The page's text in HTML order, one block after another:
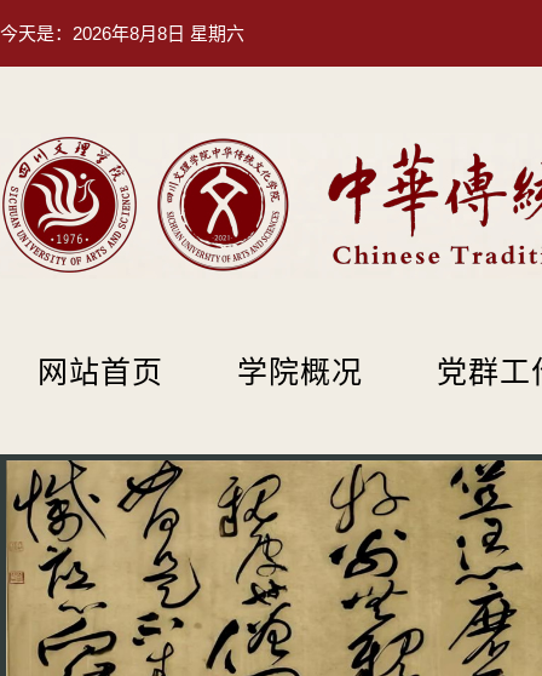
今天是： 2026年8月8日 星期六
网站首页 学院概况 党群工